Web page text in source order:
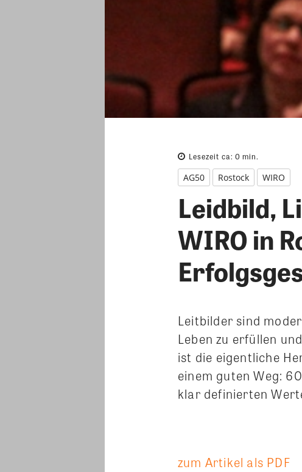
Lesezeit ca: 0 min.
AG50 Rostock WIRO
Leidbild,
WIRO in
Leitbilder sind
Leben zu erfüllen
ist die eigentliche
einem guten Weg:
klar definierten
zum Artikel als PDF